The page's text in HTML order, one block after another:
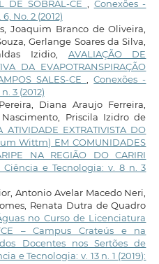
DE SOBRAL-CE
Conexões -
No. 2 (2012)
Joaquim Branco de Oliveira,
Gerlange Soares da Silva,
Izidio, AVALIAÇÃO DE
DA EVAPOTRANSPIRAÇÃO
SALES-CE
,Conexões -
3 (2012)
Diana Araujo Ferreira,
Priscila Izidro de
ATIVIDADE EXTRATIVISTA DO
Wittm) EM COMUNIDADES
NA REGIÃO DO CARIRI
Ciência e Tecnologia: v. 8 n. 3
Antonio Avelar Macedo Neri,
Renata Dutra de Quadro
no Curso de Licenciatura
– Campus Crateús e na
Docentes nos Sertões de
e Tecnologia: v. 13 n. 1 (2019):